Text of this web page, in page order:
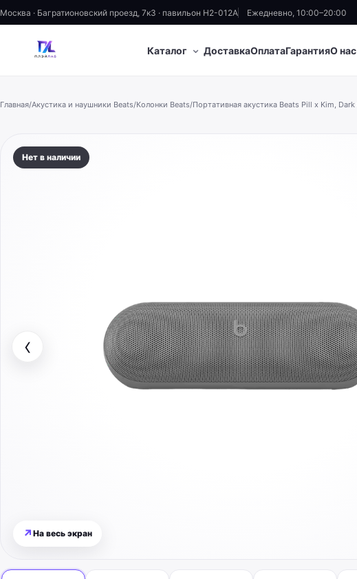
Москва · Багратионовский проезд, 7к3 · павильон H2-012A Ежедневно, 10:00–20:00
Каталог ⌄ ДоставкаОплатаГарантияО нас
Главная/Акустика и наушники Beats/Колонки Beats/Портативная акустика Beats Pill x Kim, Dark
Нет в наличии
↗ На весь экран
‹